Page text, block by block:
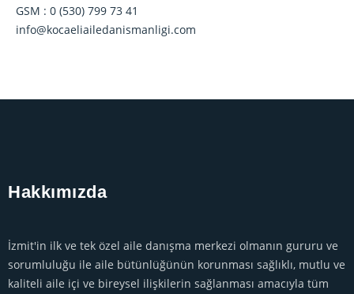
GSM : 0 (530) 799 73 41
info@kocaeliailedanismanligi.com
Hakkımızda
İzmit'in ilk ve tek özel aile danışma merkezi olmanın gururu ve
sorumluluğu ile aile bütünlüğünün korunması sağlıklı, mutlu ve
kaliteli aile içi ve bireysel ilişkilerin sağlanması amacıyla tüm